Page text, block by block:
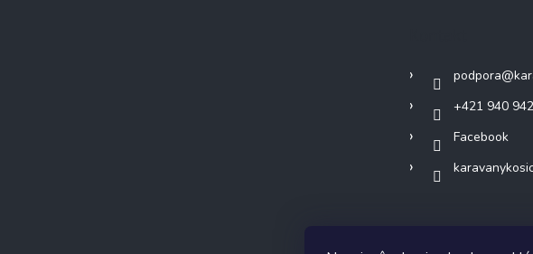
podpora@
+421 940
Facebook